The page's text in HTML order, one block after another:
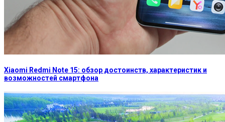
Xiaomi Redmi Note 15: обзор достоинств, характеристик и
возможностей смартфона